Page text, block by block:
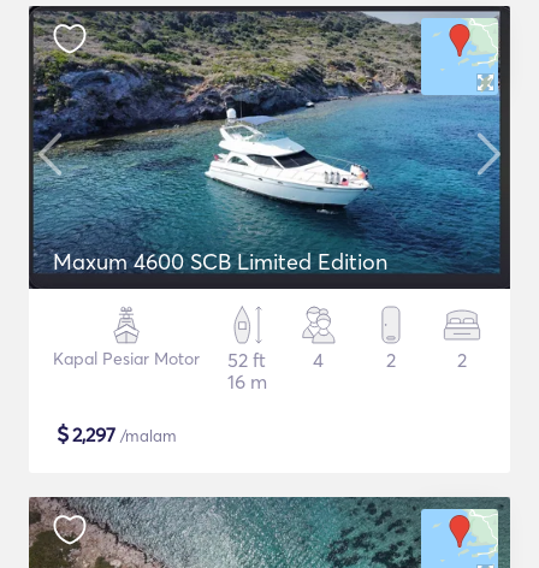
Maxum 4600 SCB Limited Edition
Kapal Pesiar Motor
52 ft
16 m
4 2 2
$2,297 /malam